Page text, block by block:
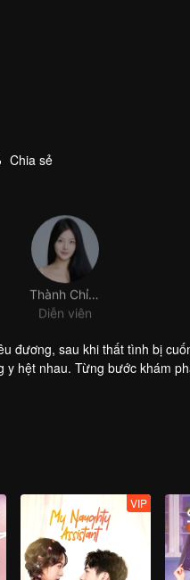
Chia sẻ
Diễn viên
đương, sau khi thất tình bị
hệt nhau. Từng bước khám
VIP